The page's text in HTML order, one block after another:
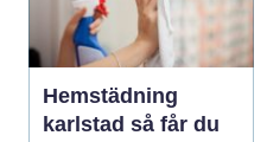
Hemstädning
karlstad så får du